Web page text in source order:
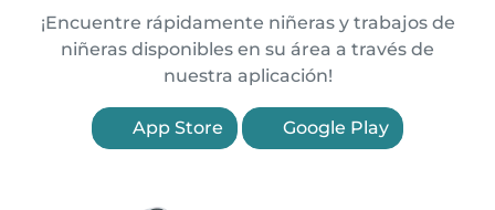
¡Encuentre rápidamente niñeras y trabajos de
niñeras disponibles en su área a través de
nuestra aplicación!
App Store Google Play